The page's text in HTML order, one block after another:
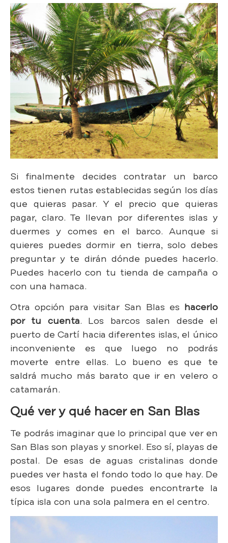
Si finalmente decides contratar un barco
estos tienen rutas establecidas según los días
que quieras pasar. Y el precio que quieras
pagar, claro. Te llevan por diferentes islas y
duermes y comes en el barco. Aunque si
quieres puedes dormir en tierra, solo debes
preguntar y te dirán dónde puedes hacerlo.
Puedes hacerlo con tu tienda de campaña o
con una hamaca.
Otra opción para visitar San Blas es hacerlo
por tu cuenta. Los barcos salen desde el
puerto de Cartí hacia diferentes islas, el único
inconveniente es que luego no podrás
moverte entre ellas. Lo bueno es que te
saldrá mucho más barato que ir en velero o
catamarán.
Qué ver y qué hacer en San Blas
Te podrás imaginar que lo principal que ver en
San Blas son playas y snorkel. Eso sí, playas de
postal. De esas de aguas cristalinas donde
puedes ver hasta el fondo todo lo que hay. De
esos lugares donde puedes encontrarte la
típica isla con una sola palmera en el centro.